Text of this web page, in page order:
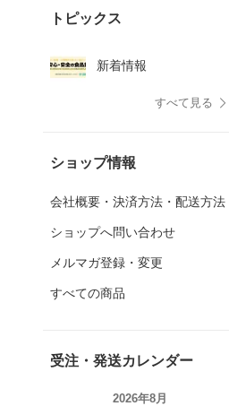
トピックス
新着情報
すべて見る
ショップ情報
会社概要・決済方法・配送方法
ショップへ問い合わせ
メルマガ登録・変更
すべての商品
受注・発送カレンダー
2026年8月